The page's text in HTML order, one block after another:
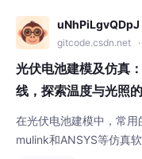
什么叫做"软硬兼施"的快
tm32部分的HAL库版本
bview2018和2023的工
uNhPiLgvQDpJ
gitcode.csdn.net
光伏电池建模及仿真
线，探索温度与光照
在光伏电池建模中，常
mulink和ANSYS等仿真